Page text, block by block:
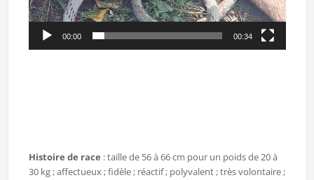
00:00 00:34
Histoire de race : taille de 56 à 66 cm pour un poids de 20 à
30 kg ; affectueux ; fidèle ; réactif ; polyvalent ; très volontaire ;